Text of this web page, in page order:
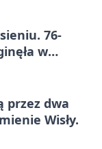
76-
w
przez dwa
Wisły.